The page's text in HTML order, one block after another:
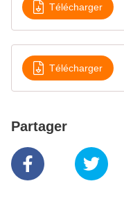
Télécharger
Télécharger
Partager